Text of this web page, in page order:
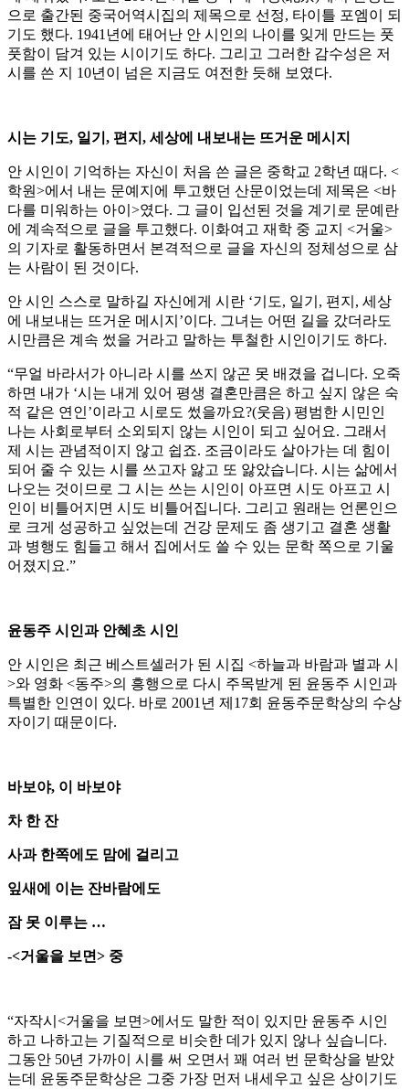
으로 출간된 중국어역시집의 제목으로 선정, 타이틀 포엠이 되
기도 했다. 1941년에 태어난 안 시인의 나이를 잊게 만드는 풋
풋함이 담겨 있는 시이기도 하다. 그리고 그러한 감수성은 저
시를 쓴 지 10년이 넘은 지금도 여전한 듯해 보였다.
시는 기도, 일기, 편지, 세상에 내보내는 뜨거운 메시지
안 시인이 기억하는 자신이 처음 쓴 글은 중학교 2학년 때다. <
학원>에서 내는 문예지에 투고했던 산문이었는데 제목은 <바
다를 미워하는 아이>였다. 그 글이 입선된 것을 계기로 문예란
에 계속적으로 글을 투고했다. 이화여고 재학 중 교지 <거울>
의 기자로 활동하면서 본격적으로 글을 자신의 정체성으로 삼
는 사람이 된 것이다.
안 시인 스스로 말하길 자신에게 시란 ‘기도, 일기, 편지, 세상
에 내보내는 뜨거운 메시지’이다. 그녀는 어떤 길을 갔더라도
시만큼은 계속 썼을 거라고 말하는 투철한 시인이기도 하다.
“무얼 바라서가 아니라 시를 쓰지 않곤 못 배겼을 겁니다. 오죽
하면 내가 ‘시는 내게 있어 평생 결혼만큼은 하고 싶지 않은 숙
적 같은 연인’이라고 시로도 썼을까요?(웃음) 평범한 시민인
나는 사회로부터 소외되지 않는 시인이 되고 싶어요. 그래서
제 시는 관념적이지 않고 쉽죠. 조금이라도 살아가는 데 힘이
되어 줄 수 있는 시를 쓰고자 앓고 또 앓았습니다. 시는 삶에서
나오는 것이므로 그 시는 쓰는 시인이 아프면 시도 아프고 시
인이 비틀어지면 시도 비틀어집니다. 그리고 원래는 언론인으
로 크게 성공하고 싶었는데 건강 문제도 좀 생기고 결혼 생활
과 병행도 힘들고 해서 집에서도 쓸 수 있는 문학 쪽으로 기울
어졌지요.”
윤동주 시인과 안혜초 시인
안 시인은 최근 베스트셀러가 된 시집 <하늘과 바람과 별과 시
>와 영화 <동주>의 흥행으로 다시 주목받게 된 윤동주 시인과
특별한 인연이 있다. 바로 2001년 제17회 윤동주문학상의 수상
자이기 때문이다.
바보야, 이 바보야
차 한 잔
사과 한쪽에도 맘에 걸리고
잎새에 이는 잔바람에도
잠 못 이루는 …
-<거울을 보면> 중
“자작시<거울을 보면>에서도 말한 적이 있지만 윤동주 시인
하고 나하고는 기질적으로 비슷한 데가 있지 않나 싶습니다.
그동안 50년 가까이 시를 써 오면서 꽤 여러 번 문학상을 받았
는데 윤동주문학상은 그중 가장 먼저 내세우고 싶은 상이기도